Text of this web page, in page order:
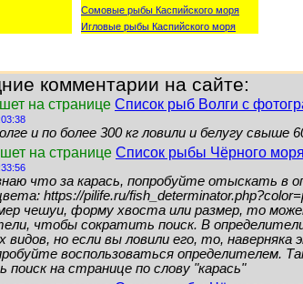
Сомовые рыбы Каспийского моря
Игловые рыбы Каспийского моря
комментарии на сайте:
на странице Список рыб Волги с
и по более 300 кг ловили и белугу свыше
на странице Список рыбы Чёрного моря
что за карась, попробуйте отыскать в
https://pilife.ru/
чешуи, форму хвоста или размер, то
чтобы сократить поиск. В
видов, но если вы ловили его, то,
воспользоваться определителем.
поиск на странице по слову "карась"